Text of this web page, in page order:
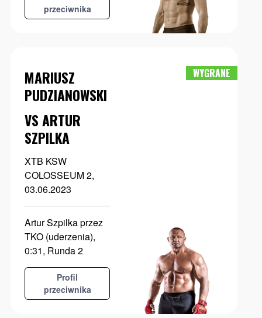
przeciwnika
MARIUSZ
PUDZIANOWSKI
VS ARTUR
SZPILKA
XTB KSW
COLOSSEUM 2,
03.06.2023
Artur Szpilka przez
TKO (uderzenia),
0:31, Runda 2
Profil
przeciwnika
WYGRANE